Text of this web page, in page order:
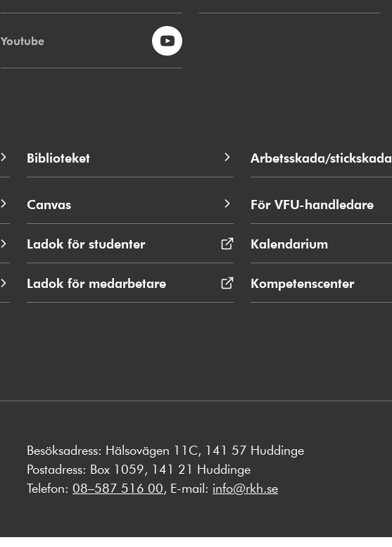
Youtube
Biblioteket
Canvas
Ladok för studenterÖppnas
i
fönster
Ladok för medarbetare
i
Arbetsskada/stickskada
För VFU-handledare
Kalendarium
Kompetenscenter
Besöksadress: Hälsovägen 11C, 141 57 Huddinge
Postadress: Box 1059, 141 21 Huddinge
Telefon: 08–587 516 00, E-mail: info@rkh.se